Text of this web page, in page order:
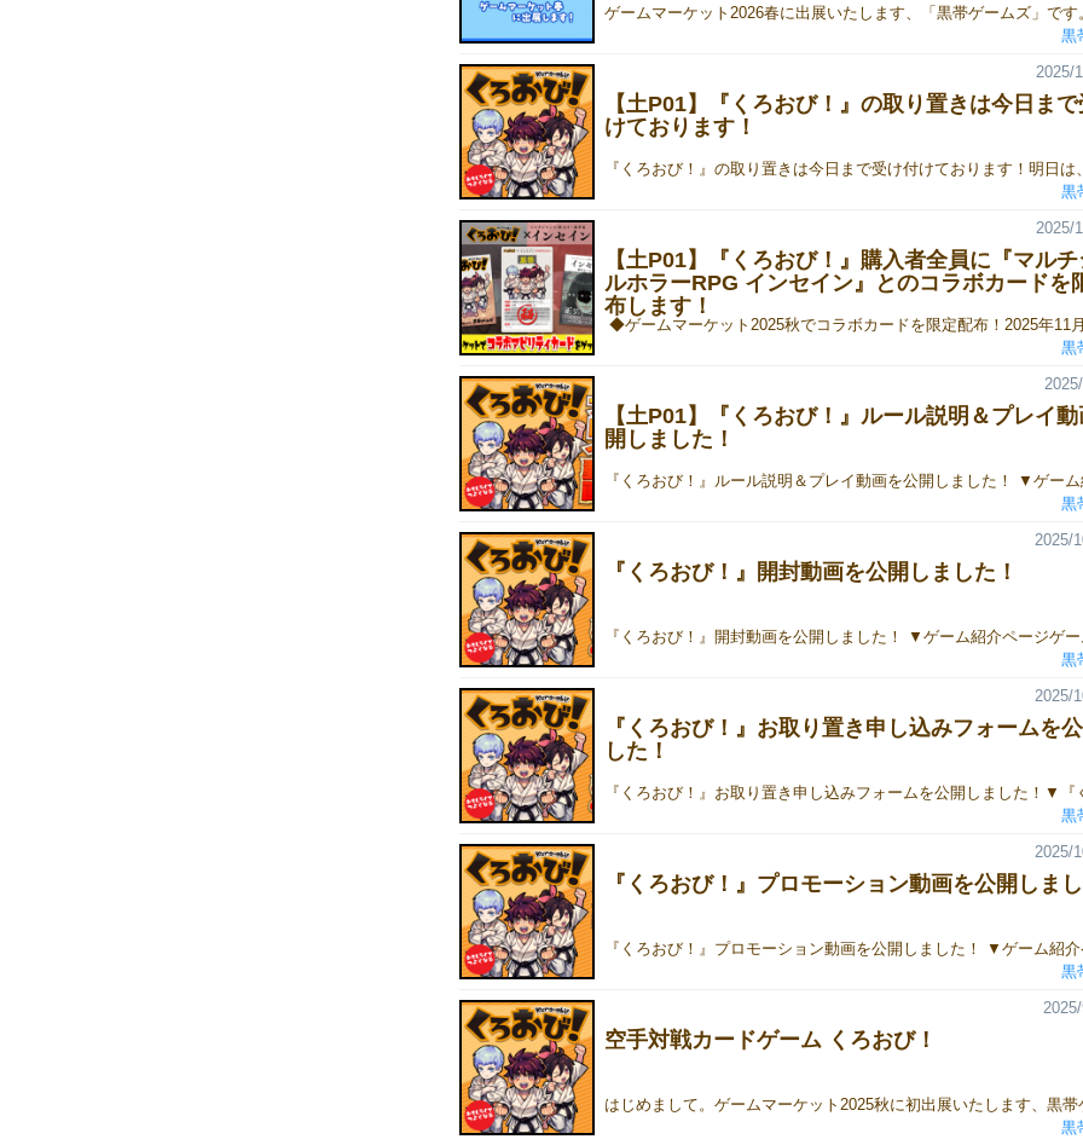
黒
【土P01】『くろおび！』の取り置きは今日ま
けております！
2025/
黒
【土P01】『くろおび！』購入者全員に『マル
ルホラーRPG インセイン』とのコラボカードを
布します！
2025/
黒
【土P01】『くろおび！』ルール説明＆プレイ
開しました！
黒
『くろおび！』開封動画を公開しました！
2025/
黒
『くろおび！』お取り置き申し込みフォームを
した！
2025/
黒
『くろおび！』プロモーション動画を公開しまし
2025/
黒
空手対戦カードゲーム くろおび！
黒